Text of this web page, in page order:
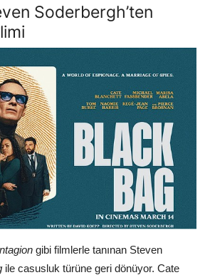
Soderbergh’ten
gibi filmlerle tanınan Steven
ile casusluk türüne geri dönüyor. Cate